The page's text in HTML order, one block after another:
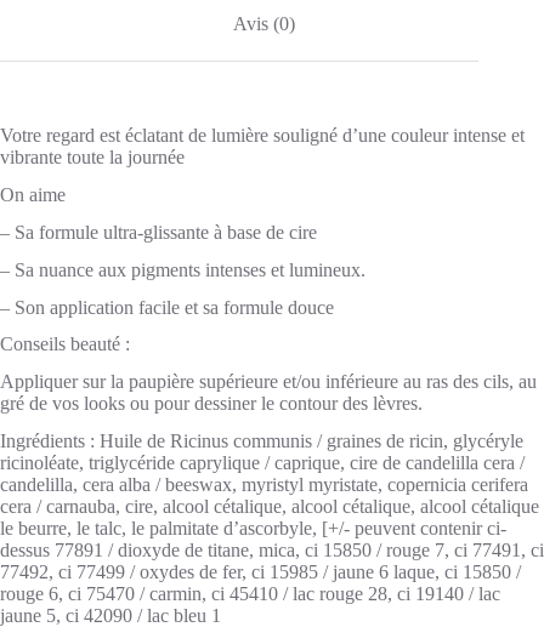
Avis (0)
Votre regard est éclatant de lumière souligné d’une couleur intense et
vibrante toute la journée
On aime
– Sa formule ultra-glissante à base de cire
– Sa nuance aux pigments intenses et lumineux.
– Son application facile et sa formule douce
Conseils beauté :
Appliquer sur la paupière supérieure et/ou inférieure au ras des cils, au
gré de vos looks ou pour dessiner le contour des lèvres.
Ingrédients : Huile de Ricinus communis / graines de ricin, glycéryle
ricinoléate, triglycéride caprylique / caprique, cire de candelilla cera /
candelilla, cera alba / beeswax, myristyl myristate, copernicia cerifera
cera / carnauba, cire, alcool cétalique, alcool cétalique, alcool cétalique
le beurre, le talc, le palmitate d’ascorbyle, [+/- peuvent contenir ci-
dessus 77891 / dioxyde de titane, mica, ci 15850 / rouge 7, ci 77491, ci
77492, ci 77499 / oxydes de fer, ci 15985 / jaune 6 laque, ci 15850 /
rouge 6, ci 75470 / carmin, ci 45410 / lac rouge 28, ci 19140 / lac
jaune 5, ci 42090 / lac bleu 1